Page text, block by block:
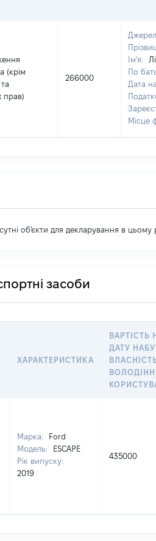
(крім
прав)
266000
Ім'я:
По
Дата
Місце
об'єкти для декларування в цьому
засоби
ХАРАКТЕРИСТИКА
ВАРТІСТЬ
ДАТУ
Марка:
Ford
Модель:
ESCAPE
Рік випуску:
2019
435000